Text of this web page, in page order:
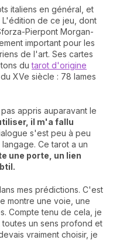
italiens en général, et
de ce jeu, dont
Pierpont Morgan-
important pour les
de l'art. Ses cartes
tons dutarot d'origine
du XVe siècle : 78 lames
appris auparavant le
il m'a fallu
s'est peu à peu
Ce tarot a un
une porte, un lien
mes prédictions. C'est
montre une voie, une
Compte tenu de cela, je
un sens profond et
vraiment choisir, je